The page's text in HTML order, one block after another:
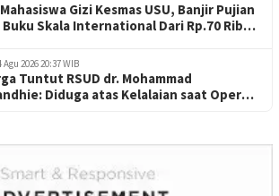
Gizi Kesmas USU, Banjir Pujian
Buku Skala International Dari Rp.70 Ribu
Agu 2026 20:37 WIB
Tuntut RSUD dr. Mohammad
Diduga atas Kelalaian saat Operasi